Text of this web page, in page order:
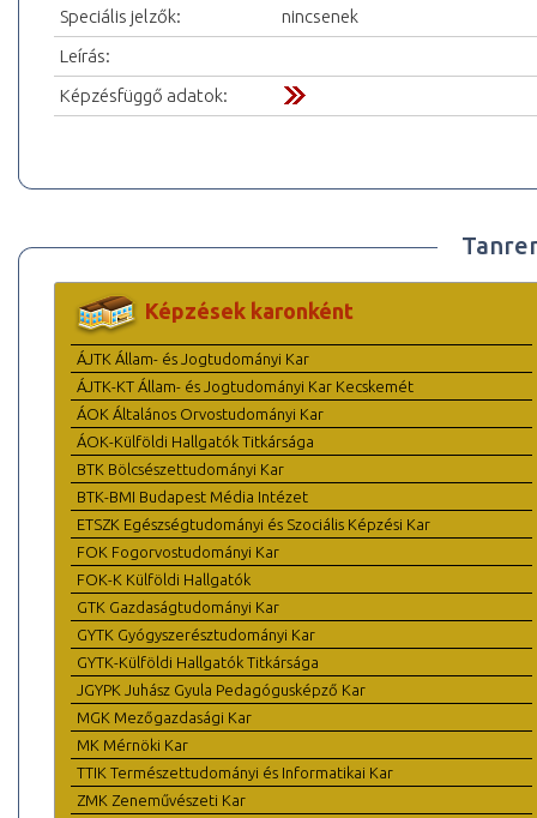
Speciális jelzők:
nincsenek
Leírás:
Képzésfüggő adatok:
Képzések karonként
ÁJTK Állam- és Jogtudományi Kar
ÁJTK-KT Állam- és Jogtudományi Kar Kecskemét
ÁOK Általános Orvostudományi Kar
ÁOK-Külföldi Hallgatók Titkársága
BTK Bölcsészettudományi Kar
BTK-BMI Budapest Média Intézet
ETSZK Egészségtudományi és Szociális Képzési Kar
FOK Fogorvostudományi Kar
FOK-K Külföldi Hallgatók
GTK Gazdaságtudományi Kar
GYTK Gyógyszerésztudományi Kar
GYTK-Külföldi Hallgatók Titkársága
JGYPK Juhász Gyula Pedagógusképző Kar
MGK Mezőgazdasági Kar
MK Mérnöki Kar
TTIK Természettudományi és Informatikai Kar
ZMK Zeneművészeti Kar